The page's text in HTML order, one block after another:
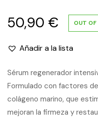
50,90 € OUT
Añadir a la lista
Sérum regenerador
Formulado con factores
colágeno marino, que
mejoran la firmeza y